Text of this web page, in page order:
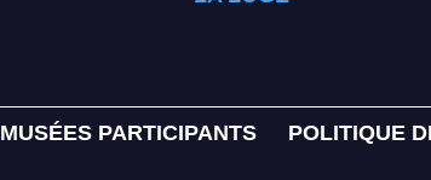
MUSÉES PARTICIPANTS POLITIQUE